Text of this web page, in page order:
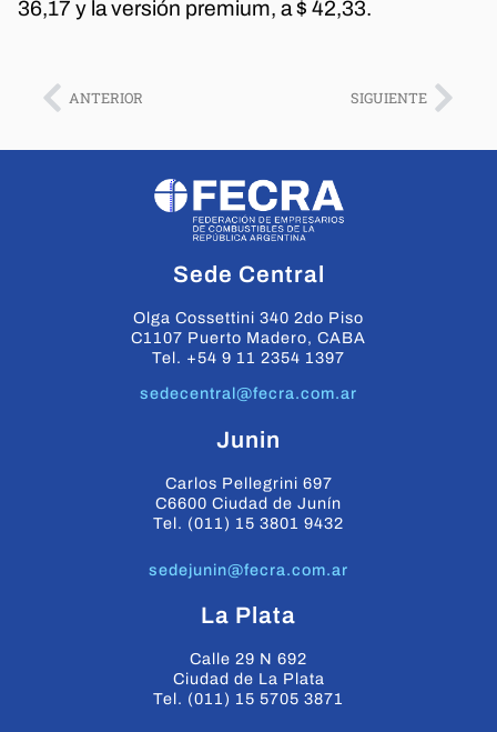
36,17 y la versión premium, a $ 42,33.
ANTERIOR SIGUIENTE
Sede Central
Olga Cossettini 340 2do Piso
C1107 Puerto Madero, CABA
Tel. +54 9 11 2354 1397
sedecentral@fecra.com.ar
Junin
Carlos Pellegrini 697
C6600 Ciudad de Junín
Tel. (011) 15 3801 9432
sedejunin@fecra.com.ar
La Plata
Calle 29 N 692
Ciudad de La Plata
Tel. (011) 15 5705 3871